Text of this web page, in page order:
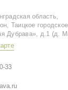
область,
Таицкое
Дубрава», д.1 (д.
33